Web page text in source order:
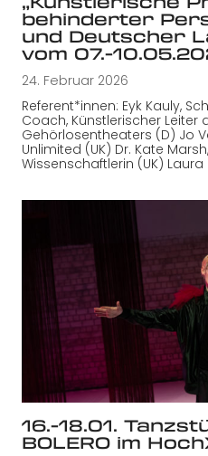
behinderter
und Deutscher
vom 07.-
24. Februar 2026
Referent*innen: Eyk Kauly,
Coach, Künstlerischer Leiter
Gehörlosentheaters (D) Jo
Unlimited (UK) Dr. Kate
Wissenschaftlerin (UK) Laura
16.-18.01.
BOLERO im